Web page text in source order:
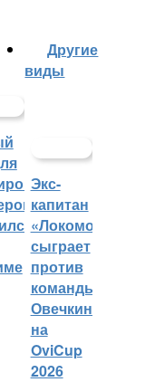
Другие
виды
Экс-
капитан
«Локомотива»
сыграет
против
команды
Овечкина
на
OviCup
2026